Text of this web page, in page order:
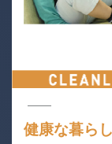
健康な暮ら